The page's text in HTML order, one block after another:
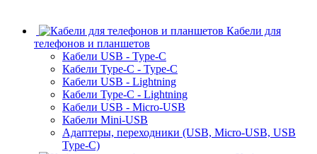
Кабели для
телефонов и планшетов
Кабели USB - Type-C
Кабели Type-C - Type-C
Кабели USB - Lightning
Кабели Type-C - Lightning
Кабели USB - Micro-USB
Кабели Mini-USB
Адаптеры, переходники (USB, Micro-USB, USB
Type-C)